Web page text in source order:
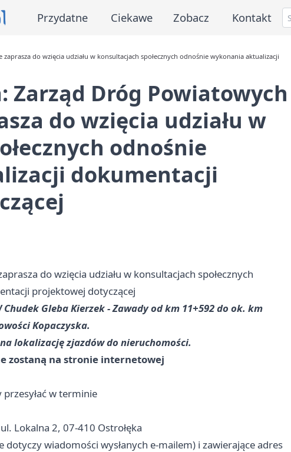
Przydatne Ciekawe Zobacz Kontakt
do wzięcia udziału w konsultacjach społecznych odnośnie wykonania aktualizacji
Zarząd Dróg Powiatowych
do wzięcia udziału w
odnośnie
dokumentacji
do wzięcia udziału w konsultacjach społecznych
projektowej dotyczącej
Gleba Kierzek - Zawady od km 11+592 do ok. km
Kopaczyska.
lokalizację zjazdów do nieruchomości.
zostaną na stronie internetowej
w terminie
Lokalna 2, 07-410 Ostrołęka
dotyczy wiadomości wysłanych e-mailem) i zawierające adres